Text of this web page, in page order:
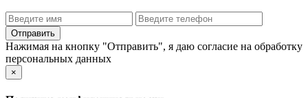
Нажимая на кнопку "Отправить", я даю согласие на обработку
персональных данных
×